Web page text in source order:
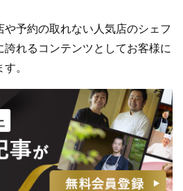
予約の取れない人気店のシェフ
れるコンテンツとしてお客様に
。